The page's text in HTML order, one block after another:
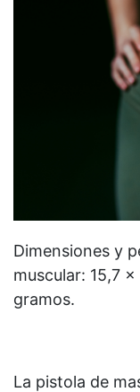
Dimensiones y
muscular: ‎15,7
gramos.
La pistola de